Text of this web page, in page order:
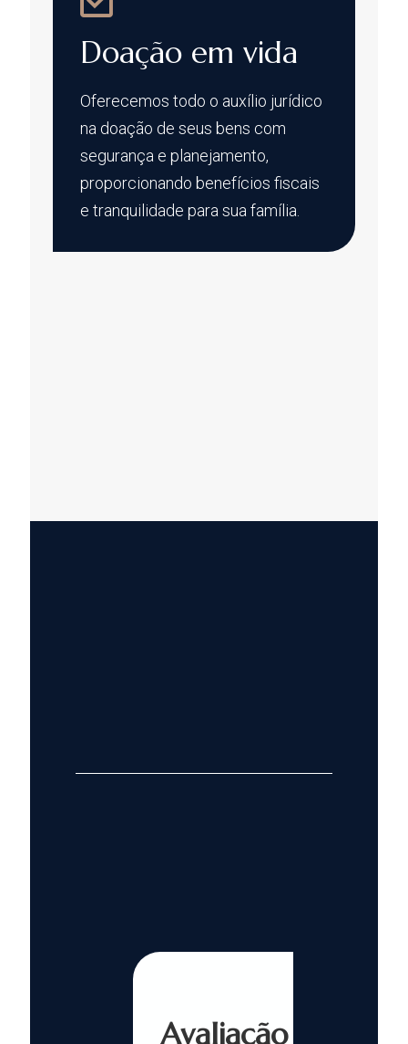
Doação em vida
Oferecemos todo o auxílio jurídico
na doação de seus bens com
segurança e planejamento,
proporcionando benefícios fiscais
e tranquilidade para sua família.
Avaliação